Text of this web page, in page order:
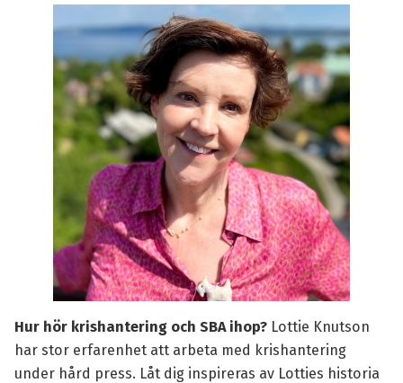
Hur hör krishantering och SBA ihop? Lottie Knutson
har stor erfarenhet att arbeta med krishantering
under hård press. Låt dig inspireras av Lotties historia